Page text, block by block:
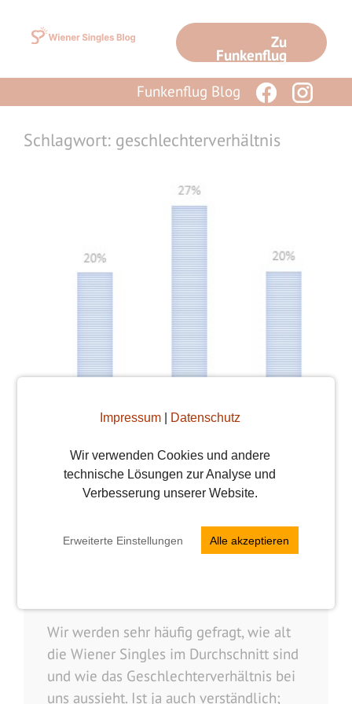
Impressum| Datenschutz
Wir verwenden Cookies und andere
technische Lösungen zur Analyse und
Verbesserung unserer Website.
Erweiterte Einstellungen Alle akzeptieren
Inhalt
Zu
Funkenflug
Funkenflug Blog
Schlagwort: geschlechterverhältnis
Wie alt sind die
Wiener Singles?
Wir werden sehr häufig gefragt, wie alt
die Wiener Singles im Durchschnitt sind
und wie das Geschlechterverhältnis bei
uns aussieht. Ist ja auch verständlich;